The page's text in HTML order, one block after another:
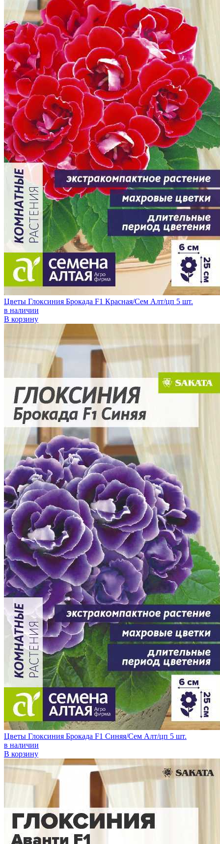
Цветы Глоксиния Брокада F1 Красная/Сем Алт/цп 5 шт.
в наличии
В корзину
Цветы Глоксиния Брокада F1 Синяя/Сем Алт/цп 5 шт.
в наличии
В корзину